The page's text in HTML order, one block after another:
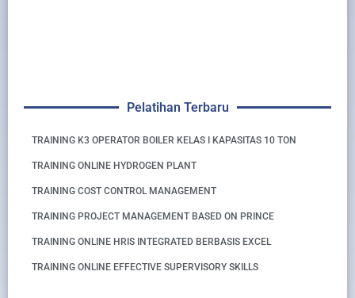
Pelatihan Terbaru
TRAINING K3 OPERATOR BOILER KELAS I KAPASITAS 10 TON
TRAINING ONLINE HYDROGEN PLANT
TRAINING COST CONTROL MANAGEMENT
TRAINING PROJECT MANAGEMENT BASED ON PRINCE
TRAINING ONLINE HRIS INTEGRATED BERBASIS EXCEL
TRAINING ONLINE EFFECTIVE SUPERVISORY SKILLS